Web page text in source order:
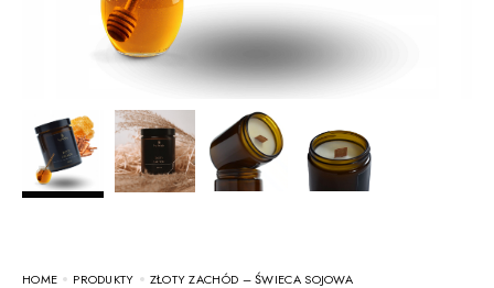
HOME PRODUKTY ZŁOTY ZACHÓD – ŚWIECA SOJOWA